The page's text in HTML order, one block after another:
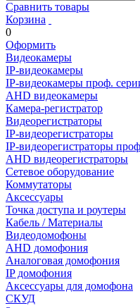
Сравнить товары
Корзина
0
Оформить
Видеокамеры
IP-видеокамеры
IP-видеокамеры проф.
AHD видеокамеры
Камера-регистратор
Видеорегистраторы
IP-видеорегистраторы
IP-видеорегистраторы
AHD видеорегистраторы
Сетевое оборудование
Коммутаторы
Аксессуары
Точка доступа и роутеры
Кабель / Материалы
Видеодомофоны
AHD домофония
Аналоговая домофония
IP домофония
Аксессуары для домофона
СКУД